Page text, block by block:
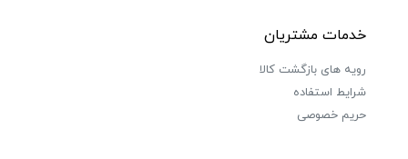
خدمات مشتریان
رویه های بازگشت کالا
شرایط استفاده
حریم خصوصی